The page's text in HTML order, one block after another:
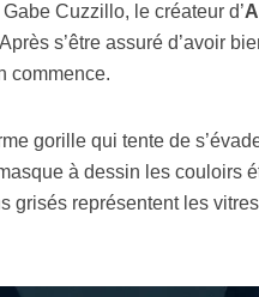
Cuzzillo, le créateur d’
s’être assuré d’avoir
commence.
gorille qui tente de
à dessin les couloirs
grisés représentent les